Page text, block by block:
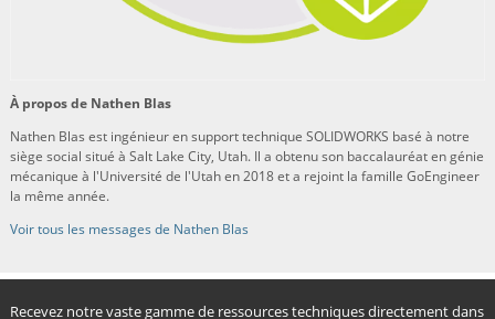
À propos de Nathen Blas
Nathen Blas est ingénieur en support technique SOLIDWORKS basé à notre
siège social situé à Salt Lake City, Utah. Il a obtenu son baccalauréat en génie
mécanique à l'Université de l'Utah en 2018 et a rejoint la famille GoEngineer
la même année.
Voir tous les messages de Nathen Blas
Recevez notre vaste gamme de ressources techniques directement dans